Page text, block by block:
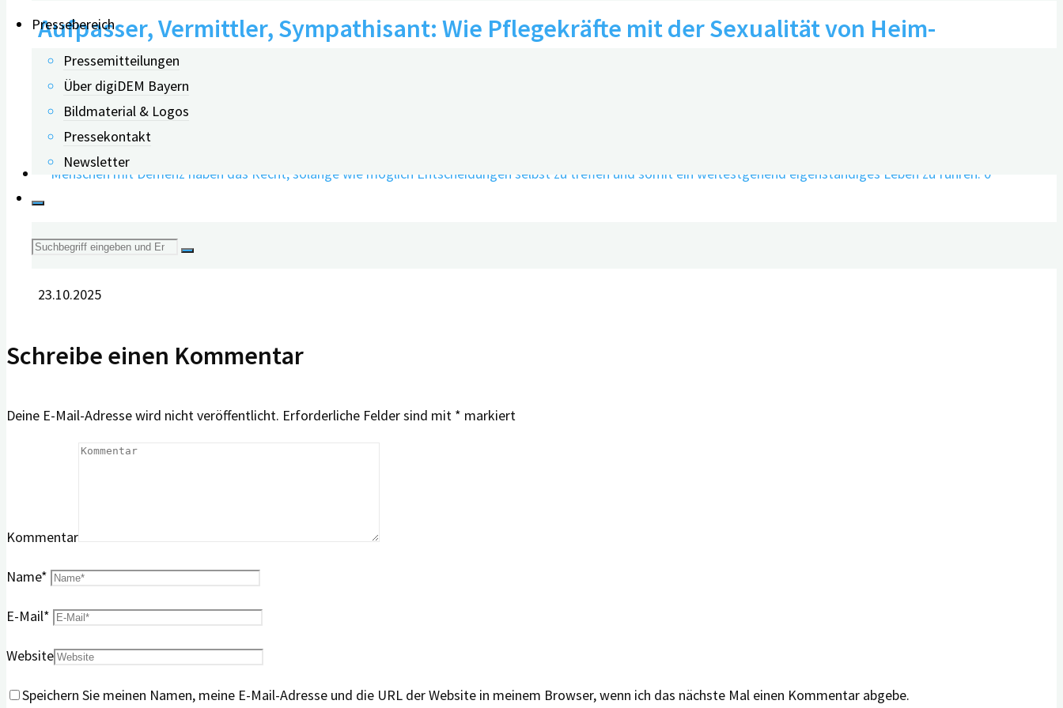
Pressebereich
Pressemitteilungen
Über digiDEM Bayern
Bildmaterial & Logos
Pressekontakt
Newsletter
Suche
nach:
Aufpasser, Vermittler, Sympathisant: Wie Pflegekräfte mit der Sexualität von Heim-
Bewohnern mit Demenz umgehen
14.07.2020
0
Ist wirtschaftliche Ungleichheit ein Demenzrisikofaktor?
23.10.2025
Schreibe einen Kommentar
Deine E-Mail-Adresse wird nicht veröffentlicht. Erforderliche Felder sind mit * markiert
Kommentar
Name*
E-Mail*
Website
Speichern Sie meinen Namen, meine E-Mail-Adresse und die URL der Website in meinem Browser, wenn ich das nächste Mal einen Kommentar abgebe.